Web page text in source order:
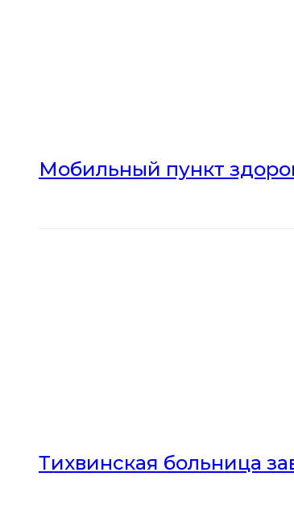
Мобильный пункт
Тихвинская больница